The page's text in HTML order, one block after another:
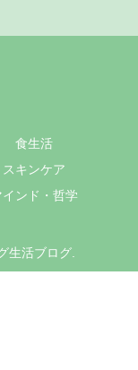
食生活
スキンケア
インド・哲学
生活ブログ.